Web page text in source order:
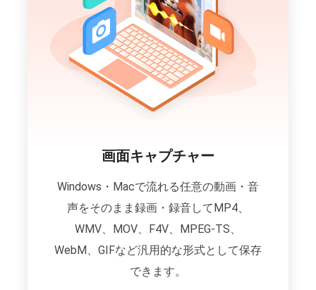
画面キャプチャー
Windows・Macで流れる任意の動画・音
声をそのまま録画・録音してMP4、
WMV、MOV、F4V、MPEG-TS、
WebM、GIFなど汎用的な形式として保存
できます。